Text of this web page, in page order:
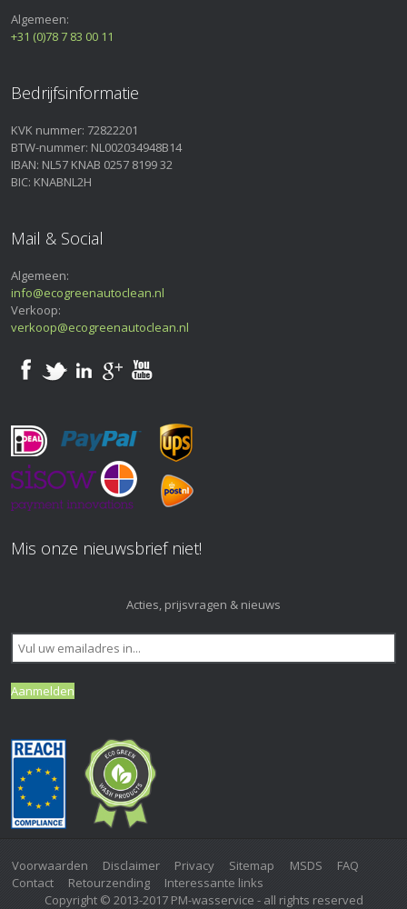
Algemeen:
+31 (0)78 7 83 00 11
Bedrijfsinformatie
KVK nummer: 72822201
BTW-nummer: NL002034948B14
IBAN: NL57 KNAB 0257 8199 32
BIC: KNABNL2H
Mail & Social
Algemeen:
info@ecogreenautoclean.nl
Verkoop:
verkoop@ecogreenautoclean.nl
Mis onze nieuwsbrief niet!
Acties, prijsvragen & nieuws
Voorwaarden Disclaimer Privacy Sitemap MSDS
FAQ
Contact
Retourzending
Interessante links
Copyright © 2013-2017 PM-wasservice - all rights reserved